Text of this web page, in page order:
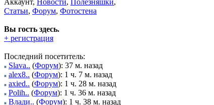
Аккаунт, Новости, Полезняшки,
Статьи, Форум, Фотостена
Вы гость здесь.
+ регистрация
Последний посетитель:
Slava.. (Форум): 37 м. назад
alex8.. (Форум): 1 ч. 7 м. назад
axied.. (Форум): 1 ч. 28 м. назад
Polih.. (Форум): 1 ч. 36 м. назад
Влади.. (Форум): 1 ч. 38 м. назад